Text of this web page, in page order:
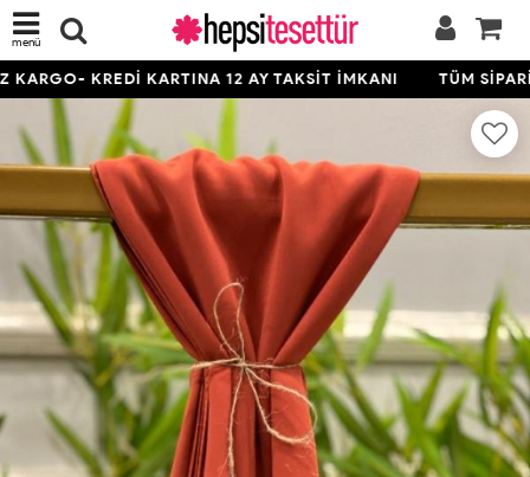
menü
KREDİ KARTINA 12 AY TAKSİT İMKANI TÜM